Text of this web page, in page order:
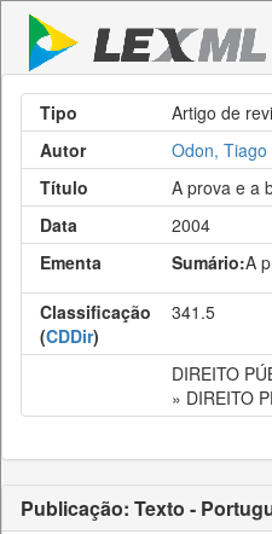
Tipo
Artigo de
Autor
Odon, Tiago
Título
A prova e a
Data
2004
Ementa
Sumário:A
Classificação
(CDDir)
341.5
DIREITO
» DIREITO
Publicação: Texto -